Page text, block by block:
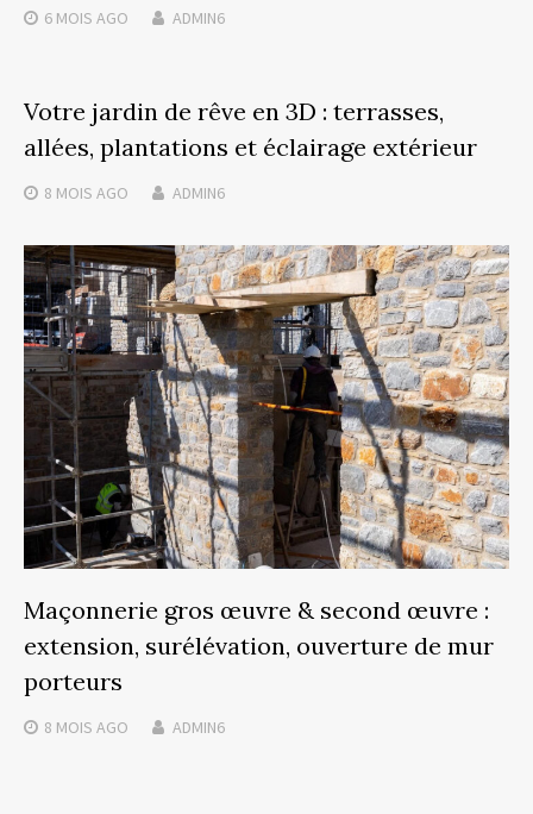
6 MOIS AGO ADMIN6
Votre jardin de rêve en 3D : terrasses,
allées, plantations et éclairage extérieur
8 MOIS AGO ADMIN6
Maçonnerie gros œuvre & second œuvre :
extension, surélévation, ouverture de mur
porteurs
8 MOIS AGO ADMIN6